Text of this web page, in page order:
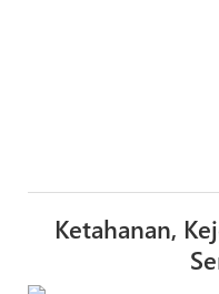
Ketahanan,